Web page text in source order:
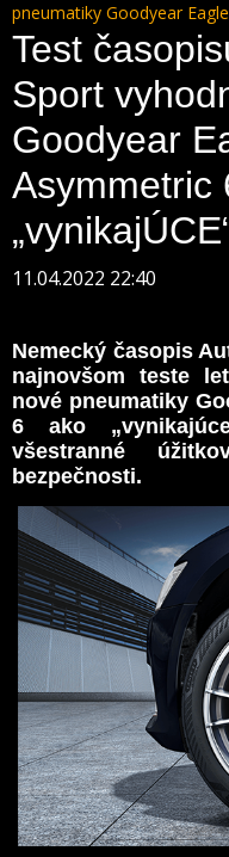
pneumatiky Goodyear
Test
Sport
Goodyear
Asymmetric
11.04.2022 22:40
Nemecký časopis
najnovšom teste
nové pneumatiky
6 ako
všestranné
bezpečnosti.